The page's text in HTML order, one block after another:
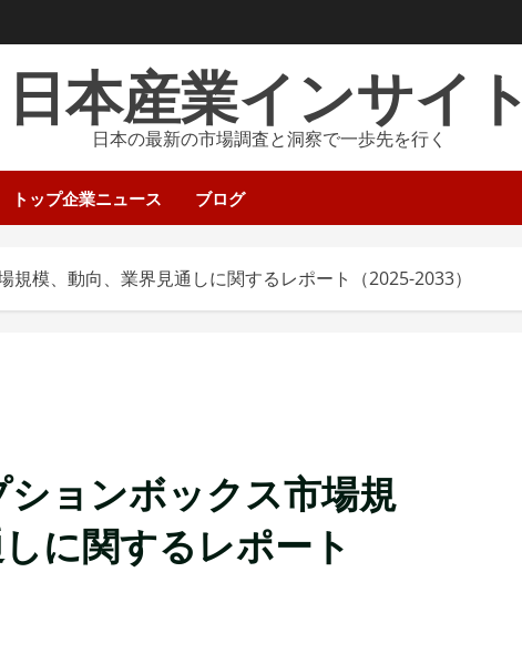
日本産業インサイト
日本の最新の市場調査と洞察で一歩先を行く
トップ企業ニュース ブログ
模、動向、業界見通しに関するレポート（2025-2033）
ョンボックス市場規
に関するレポート